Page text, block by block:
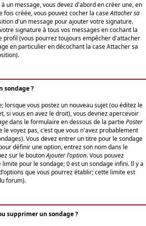
un message, vous devez d'abord en créer une, en
fois créée, vous pouvez cocher la caseAttacher sa
d'un message pour ajouter votre signature.
signature à tous vos messages en cochant la
profil (vous pourrez toujours empêcher d'attacher
en particulier en décochant la case Attacher sa
sondage ?
lorsque vous postez un nouveau sujet (ou éditez le
si vous en avez le droit), vous devriez apercevoir
dans le formulaire en dessous de la partiePoster
le voyez pas, c'est que vous n'avez probablement
Vous devez entrer un titre pour le sondage
définir une option, entrez son nom dans le
sur le boutonAjouter l'option. Vous pouvez
pour le sondage; 0 est un sondage infini. Il y a
que vous pourrez établir; cette limite est
forum).
supprimer un sondage ?